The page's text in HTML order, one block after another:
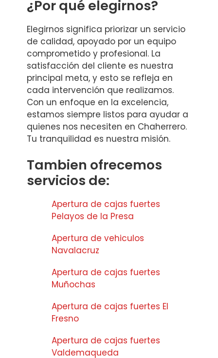
¿Por qué elegirnos?
Elegirnos significa priorizar un servicio
de calidad, apoyado por un equipo
comprometido y profesional. La
satisfacción del cliente es nuestra
principal meta, y esto se refleja en
cada intervención que realizamos.
Con un enfoque en la excelencia,
estamos siempre listos para ayudar a
quienes nos necesiten en Chaherrero.
Tu tranquilidad es nuestra misión.
Tambien ofrecemos
servicios de:
Apertura de cajas fuertes
Pelayos de la Presa
Apertura de vehiculos
Navalacruz
Apertura de cajas fuertes
Muñochas
Apertura de cajas fuertes El
Fresno
Apertura de cajas fuertes
Valdemaqueda